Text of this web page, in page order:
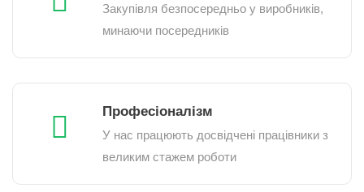
Закупівля безпосередньо у виробників,
минаючи посередників
Професіоналізм
У нас працюють досвідчені працівники з
великим стажем роботи